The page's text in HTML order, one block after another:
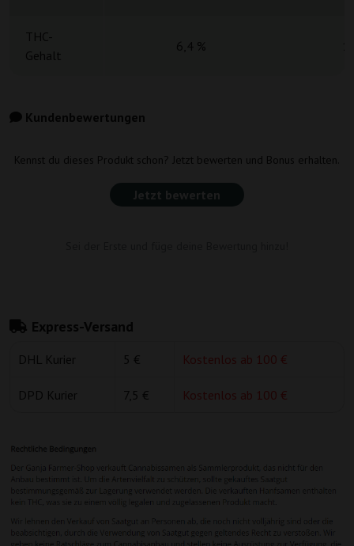
THC-
Gehalt
6,4 %
Kundenbewertungen
Kennst du dieses Produkt schon? Jetzt bewerten und Bonus erhalten.
Jetzt bewerten
Express-Versand
DHL Kurier 5 € Kostenlos ab 100 €
DPD Kurier 7,5 € Kostenlos ab 100 €